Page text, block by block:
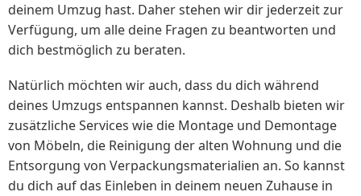
deinem Umzug hast. Daher stehen wir dir jederzeit zur
Verfügung, um alle deine Fragen zu beantworten und
dich bestmöglich zu beraten.
Natürlich möchten wir auch, dass du dich während
deines Umzugs entspannen kannst. Deshalb bieten wir
zusätzliche Services wie die Montage und Demontage
von Möbeln, die Reinigung der alten Wohnung und die
Entsorgung von Verpackungsmaterialien an. So kannst
du dich auf das Einleben in deinem neuen Zuhause in